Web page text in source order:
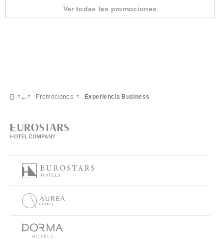
Ver todas las promociones
Promociones Experiencia Business